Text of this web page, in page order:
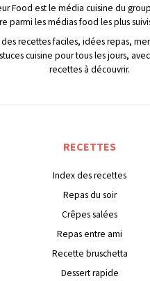
Food est le média cuisine du
parmi les médias food les plus
recettes faciles, idées repas,
cuisine pour tous les jours,
recettes à découvrir.
RECETTES
Index des recettes
Repas du soir
Crêpes salées
Repas entre ami
Recette bruschetta
Dessert rapide